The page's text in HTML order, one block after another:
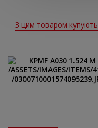
З цим товаром купують